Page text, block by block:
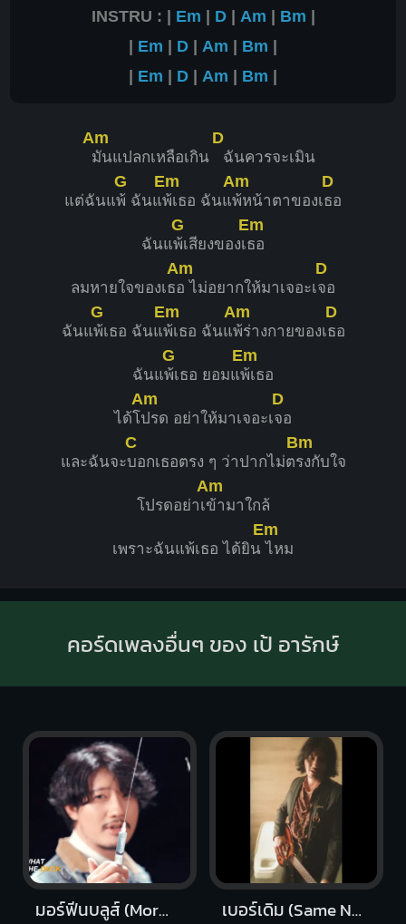
INSTRU : | Em | D| Am | Bm |
| Em | D | Am | Bm |
| Em | D | Am | Bm |
Am
มันแปลกเหลือเกิน
D
ฉันควรจะเมิน
แต่ฉันแ
G
พ้ ฉันแ
Em
พ้เธอ ฉันแ
Am
พ้หน้าตาของเ
D
ธอ
ฉันแ
G
พ้เสียงของเ
Em
ธอ
ลมหายใจของเธ
Am
อ ไม่อยากให้มาเจอะเ
D
จอ
ฉันแ
G
พ้เธอ ฉันแ
Em
พ้เธอ ฉันแ
Am
พ้ร่างกายของเ
D
ธอ
ฉันแ
G
พ้เธอ ยอมแ
Em
พ้เธอ
ได้โ
Am
ปรด อย่าให้มาเจอะเ
D
จอ
และฉันจะ
C
บอกเธอตรง ๆ ว่าปากไม่ต
Bm
รงกับใจ
โปรดอย่าเ
Am
ข้ามาใกล้
เพราะฉันแพ้เธอ ได้ยิน
Em
ไหม
คอร์ดเพลงอื่นๆ ของ เป้ อารักษ์
มอร์ฟีนบลูส์ (Morphine Blues) เบอร์เดิม (Same No.)